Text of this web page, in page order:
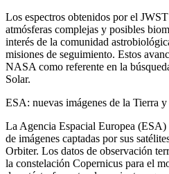
Los espectros obtenidos por el
atmósferas complejas y posibles
interés de la comunidad
misiones de seguimiento. Estos
NASA como referente en la
Solar.
ESA: nuevas imágenes de la Tierra
La Agencia Espacial Europea (ESA)
de imágenes captadas por sus
Orbiter. Los datos de observación
la constelación Copernicus para el